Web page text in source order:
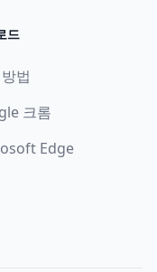
드
법
크롬
Edge